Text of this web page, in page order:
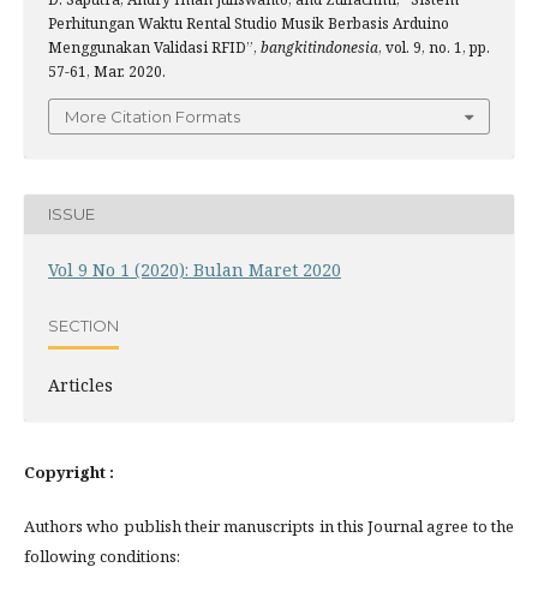
Perhitungan Waktu Rental Studio Musik Berbasis Arduino
Menggunakan Validasi RFID”, bangkitindonesia, vol. 9, no. 1, pp.
57-61, Mar. 2020.
More Citation Formats
ISSUE
Vol 9 No 1 (2020): Bulan Maret 2020
SECTION
Articles
Copyright :
Authors who publish their manuscripts in this Journal agree to the
following conditions: